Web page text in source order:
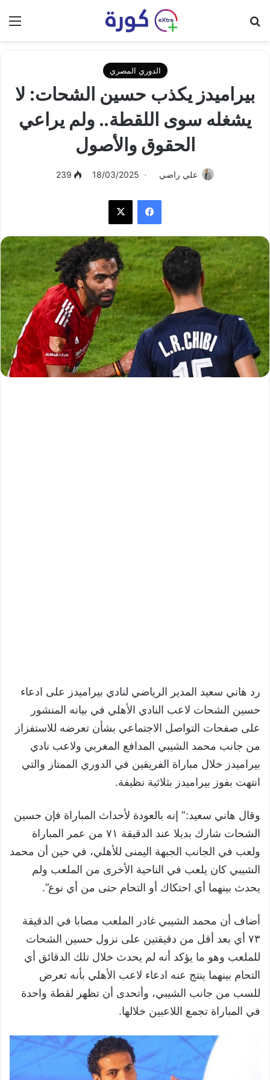
الدوري المصري
بيراميدز يكذب حسين الشحات: لا
يشغله سوى اللقطة.. ولم يراعي
الحقوق والأصول
علي راضي 18/03/2025
239
فيسبوك
رد هاني سعيد المدير الرياضي لنادي بيراميدز على ادعاء
حسين الشحات لاعب النادي الأهلي في بيانه المنشور
على صفحات التواصل الاجتماعي بشأن تعرضه للاستفزاز
من جانب محمد الشيبي المدافع المغربي ولاعب نادي
بيراميدز خلال مباراة الفريقين في الدوري الممتاز والتي
انتهت بفوز بيراميدز بثلاثية نظيفة.
وقال هاني سعيد:” إنه بالعودة لأحداث المباراة فإن حسين
الشحات شارك بديلا عند الدقيقة ٧١ من عمر المباراة
ولعب في الجانب الجبهة اليمنى للأهلي، في حين أن محمد
الشيبي كان يلعب في الناحية الأخرى من الملعب ولم
يحدث بينهما أي احتكاك أو التحام حتى من أي نوع”.
أضاف أن محمد الشيبي غادر الملعب مصابا في الدقيقة
٧٣ أي بعد أقل من دقيقتين على نزول حسين الشحات
للملعب وهو ما يؤكد أنه لم يحدث خلال تلك الدقائق أي
التحام بينهما ينتج عنه ادعاء لاعب الأهلي بأنه تعرض
للسب من جانب الشيبي، وأتحدى أن تظهر لقطة واحدة
في المباراة تجمع اللاعبين خلالها.